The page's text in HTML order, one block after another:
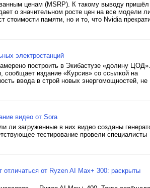
ценам (MSRP). К такому выводу пришёл
о значительном росте цен на все модели
памяти, но и то, что Nvidia
электростанций
построить в Экибастузе «долину ЦОД».
сообщает издание «Курсив» со ссылкой на
ввода в строй новых энергомощностей, не
видео от Sora
ли загруженные в них видео созданы
тестирование провели специалисты
от Ryzen AI Max+ 300: раскрыты